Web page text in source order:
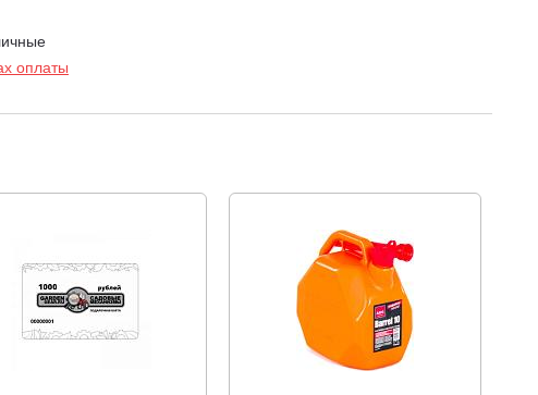
руля из мягкого материала дает ухватистость и
Минимальный радиус разворота позволяет разворачиваться
В деке, очищенной от налипшей травы, создается лучший
усталости при длительной работе. Механизм
оплаты